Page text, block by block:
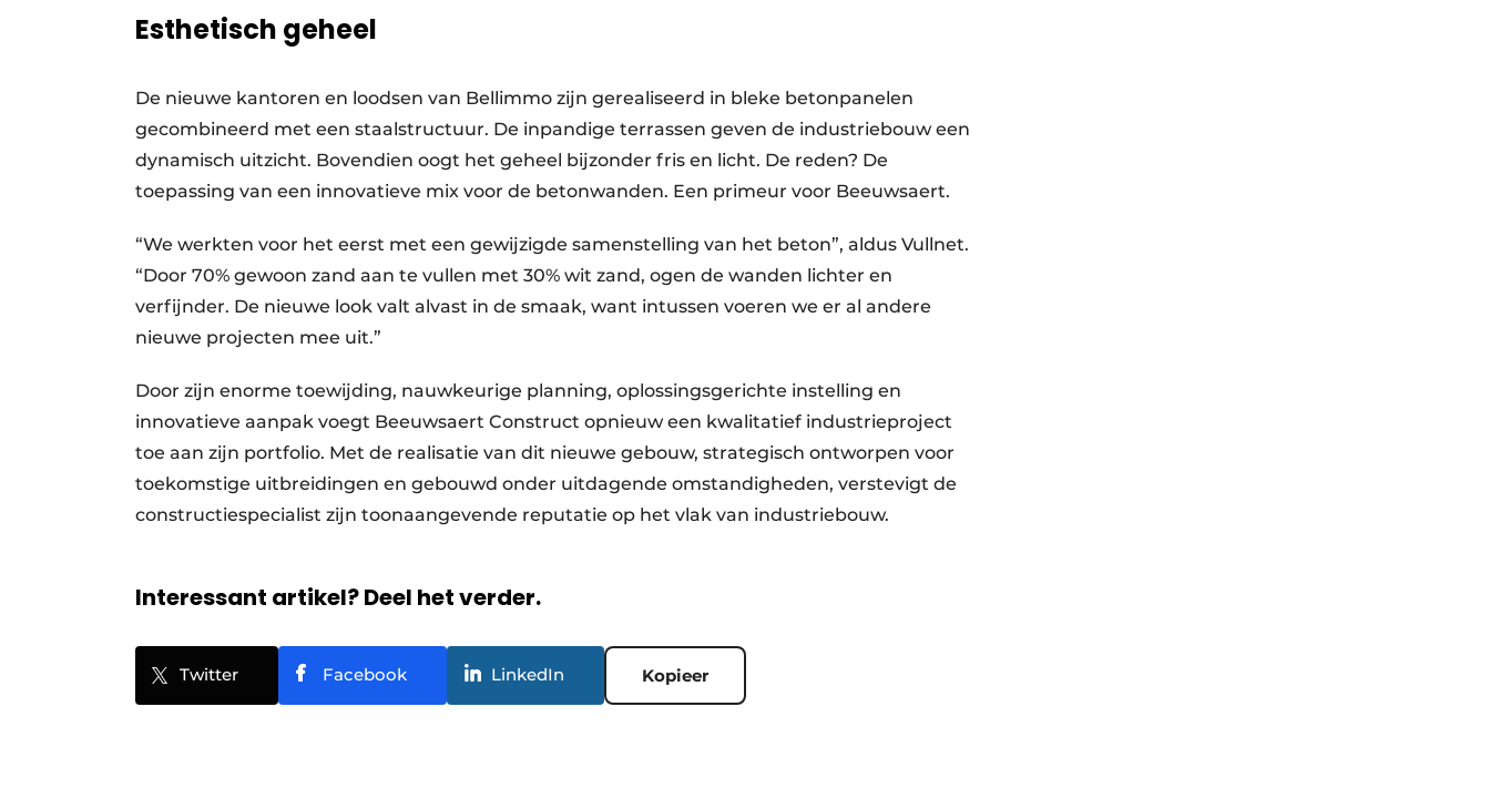
Esthetisch geheel
De nieuwe kantoren en loodsen van Bellimmo zijn gerealiseerd in bleke betonpanelen
gecombineerd met een staalstructuur. De inpandige terrassen geven de industriebouw een
dynamisch uitzicht. Bovendien oogt het geheel bijzonder fris en licht. De reden? De
toepassing van een innovatieve mix voor de betonwanden. Een primeur voor Beeuwsaert.
“We werkten voor het eerst met een gewijzigde samenstelling van het beton”, aldus Vullnet.
“Door 70% gewoon zand aan te vullen met 30% wit zand, ogen de wanden lichter en
verfijnder. De nieuwe look valt alvast in de smaak, want intussen voeren we er al andere
nieuwe projecten mee uit.”
Door zijn enorme toewijding, nauwkeurige planning, oplossingsgerichte instelling en
innovatieve aanpak voegt Beeuwsaert Construct opnieuw een kwalitatief industrieproject
toe aan zijn portfolio. Met de realisatie van dit nieuwe gebouw, strategisch ontworpen voor
toekomstige uitbreidingen en gebouwd onder uitdagende omstandigheden, verstevigt de
constructiespecialist zijn toonaangevende reputatie op het vlak van industriebouw.
Interessant artikel? Deel het verder.
Twitter Facebook LinkedIn Kopieer